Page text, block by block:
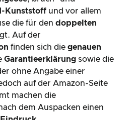
Kunststoff und vor allem
die für den doppelten
Auf der
finden sich die genauen
Garantieerklärung sowie die
ohne Angabe einer
auf der Amazon-Seite
machen die
dem Auspacken einen